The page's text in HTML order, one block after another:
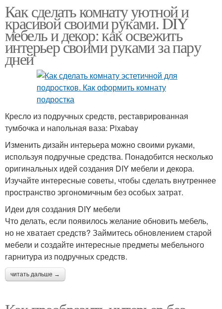
Как сделать комнату уютной и
красивой своими руками. DIY
мебель и декор: как освежить
интерьер своими руками за пару
дней
Кресло из подручных средств, реставрированная
тумбочка и напольная ваза: Pixabay
Изменить дизайн интерьера можно своими руками,
используя подручные средства. Понадобится несколько
оригинальных идей создания DIY мебели и декора.
Изучайте интересные советы, чтобы сделать внутреннее
пространство эргономичным без особых затрат.
Идеи для создания DIY мебели
Что делать, если появилось желание обновить мебель,
но не хватает средств? Займитесь обновлением старой
мебели и создайте интересные предметы мебельного
гарнитура из подручных средств.
читать дальше →